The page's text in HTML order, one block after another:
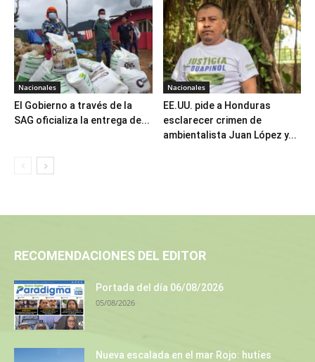
Nacionales
El Gobierno a través de la
SAG oficializa la entrega de...
Nacionales
EE.UU. pide a Honduras
esclarecer crimen de
ambientalista Juan López y...
RECOMENDACIONES DEL EDITOR
Portada del día 06/08/2026
05/08/2026
Nueva escalada en el mar Rojo: hutíes